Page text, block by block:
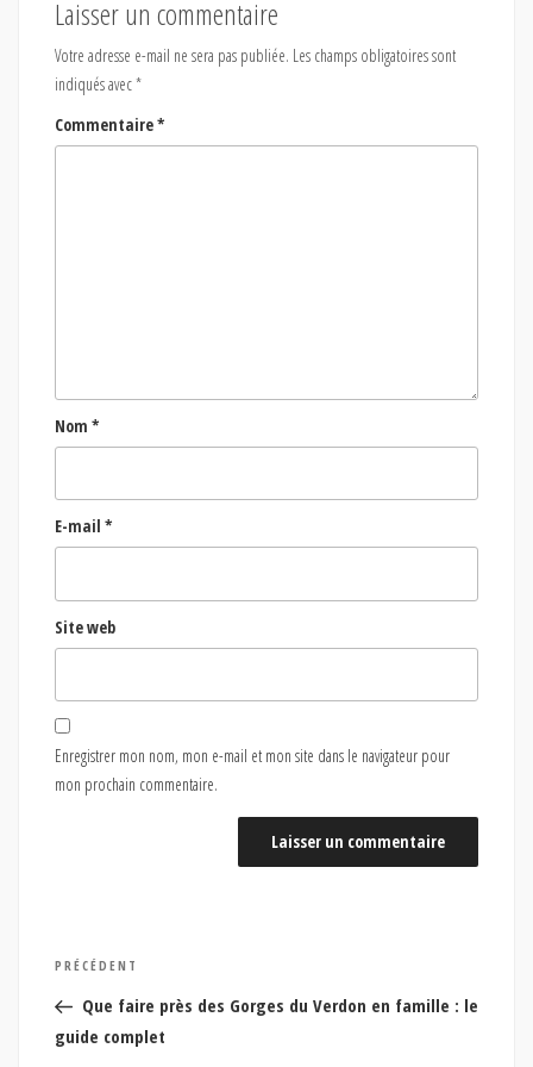
Laisser un commentaire
Votre adresse e-mail ne sera pas publiée. Les champs obligatoires sont
indiqués avec*
Commentaire*
Nom *
E-mail *
Site web
Enregistrer mon nom, mon e-mail et mon site dans le navigateur pour
mon prochain commentaire.
Navigation
de
l’article
Article
précédent
PRÉCÉDENT
Que faire près des Gorges du Verdon en famille : le
guide complet